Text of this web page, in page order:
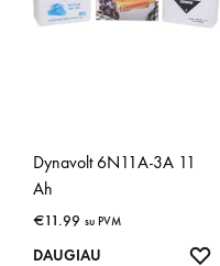
Dynavolt 6N11A-3A 11
Ah
€11.99 su PVM
DAUGIAU